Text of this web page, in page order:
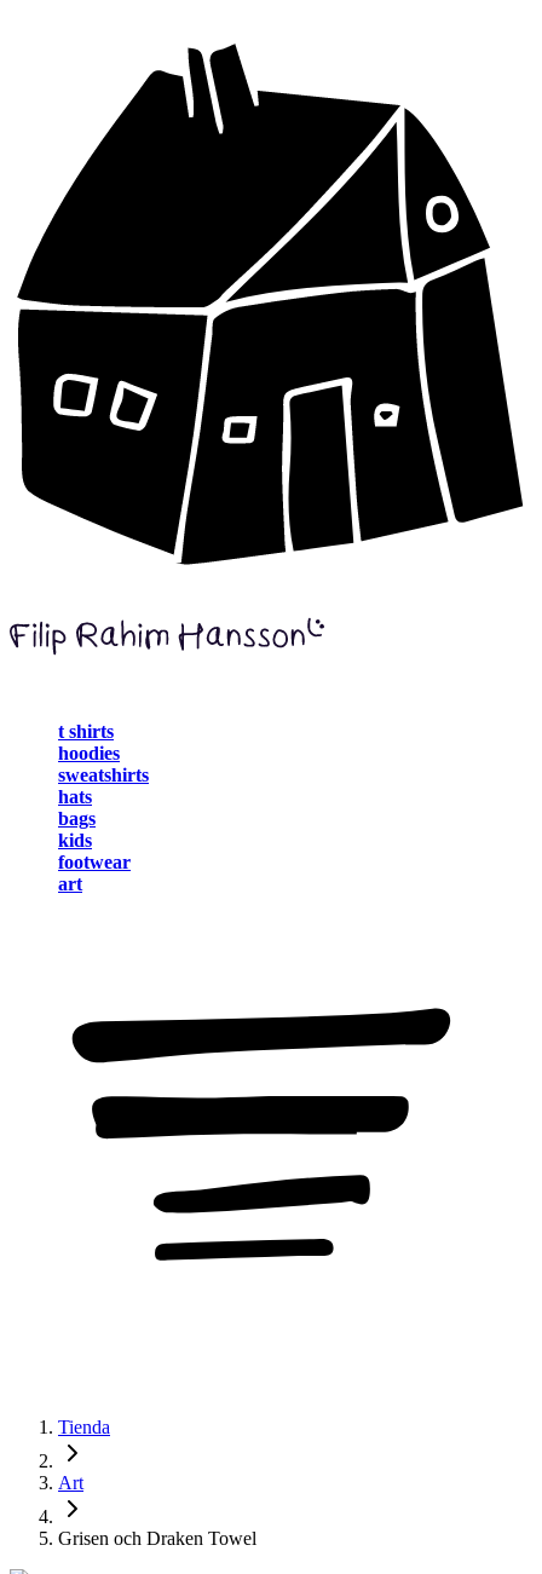
t shirts
hoodies
sweatshirts
hats
bags
kids
footwear
art
Tienda
Art
Grisen och Draken Towel